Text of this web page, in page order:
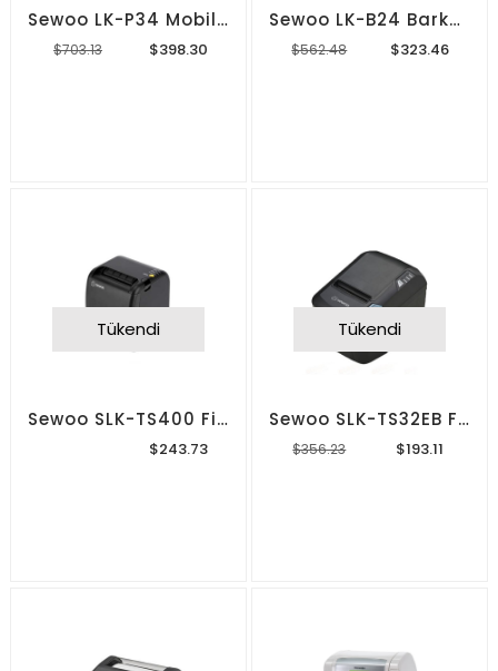
Sewoo LK-P34 Mobil Barkod Yazıcı
$398.30
$703.13
Sewoo LK-B24 Barkod Yazıcı
$323.46
$562.48
Tükendi
Sewoo SLK-TS400 Fiş/Pos Yazıcı
$243.73
Tükendi
Sewoo SLK-TS32EB Fiş/Pos Yazıcı
$193.11
$356.23